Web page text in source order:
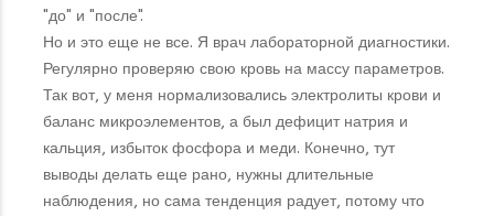
"до" и "после".
Но и это еще не все. Я врач лабораторной диагностики.
Регулярно проверяю свою кровь на массу параметров.
Так вот, у меня нормализовались электролиты крови и
баланс микроэлементов, а был дефицит натрия и
кальция, избыток фосфора и меди. Конечно, тут
выводы делать еще рано, нужны длительные
наблюдения, но сама тенденция радует, потому что